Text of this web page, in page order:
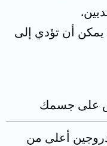
يمكن أن تؤدي إلى
على جسمك
أعلى من